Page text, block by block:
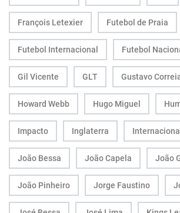
François Letexier Futebol de Praia
Futebol Internacional Futebol
Gil Vicente GLT Gustavo
Howard Webb Hugo Miguel
Impacto Inglaterra Internacional
João Bessa João Capela João
João Pinheiro Jorge Faustino